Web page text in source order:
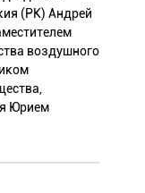
(РК) Андрей
воздушного
Юрием